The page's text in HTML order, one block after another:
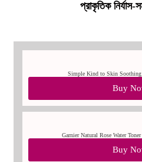
প্রাকৃতিক নির্যাস-
Simple Kind to Skin Soothing
Buy
Garnier Natural Rose Water
Buy